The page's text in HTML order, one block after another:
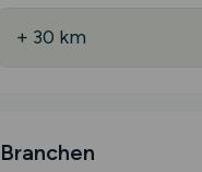
Branchen